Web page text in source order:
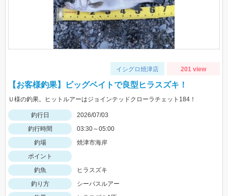
イシグロ焼津店 201 view
【お客様釣果】ビッグベイトで良型ヒラスズキ！
Ｕ様の釣果。ヒットルアーはジョインテッドクローラチェット184！
釣行日
2026/07/03
釣行時間
03:30～05:00
釣場
焼津市海岸
ポイント
釣魚
ヒラスズキ
釣り方
シーバスルアー